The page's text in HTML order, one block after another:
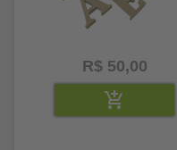
R$ 50,00